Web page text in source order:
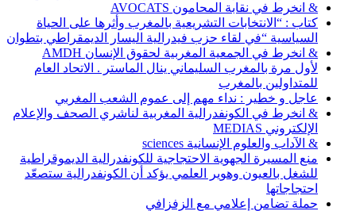
& انخرط في نقابة المحامون AVOCATS
كتاب : “الانتخابات التشريعية بالمغرب وأثرها على الحياة
السياسية “في لقاء حزب فيدرالية اليسار الديمقراطي بتطوان
& انخرط في الجمعية المغربية لحقوق الإنسان AMDH
لأول مرة بالمغرب السليماني ينال الماستر . الاتحاد العام
للمتداولين بالمغرب
عاجل و خطير : نداء مهم إلى عموم الشعب المغربي
& انخرط في الكونفدرالية المغربية لناشري الصحف والإعلام
الإلكتروني MEDIAS
& الآداب والعلوم الإنسانية sciences
منع المسيرة الجهوية الاحتجاجية للكونفدرالية الديموقراطية
للشغل بالعيون وهوير العلمي يؤكد أن الكونفدرالية ستصعّد
احتجاجاتها
حملة تضامن إعلامي مع الزفزافي